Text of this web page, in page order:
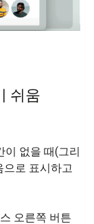
쉬움
없을 때(그리
으로 표시하고
오른쪽 버튼